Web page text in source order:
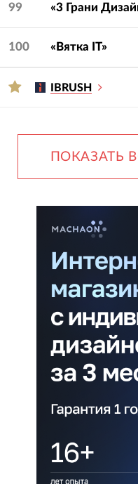
99 «3 Грани
100 «Вятка IT»
IBRUSH
ПОКАЗАТЬ